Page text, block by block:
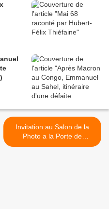
Invitation au Salon de la
Photo a la Porte de
Versailles (Paris) >